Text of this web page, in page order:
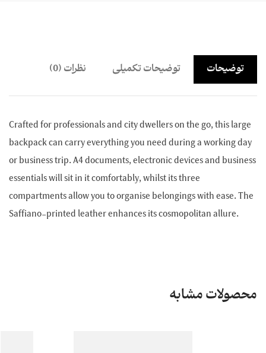
توضیحات توضیحات تکمیلی نظرات (0)
Crafted for professionals and city dwellers on the go, this large
backpack can carry everything you need during a working day
or business trip. A4 documents, electronic devices and business
essentials will sit in it comfortably, whilst its three
compartments allow you to organise belongings with ease. The
Saffiano-printed leather enhances its cosmopolitan allure.
محصولات مشابه